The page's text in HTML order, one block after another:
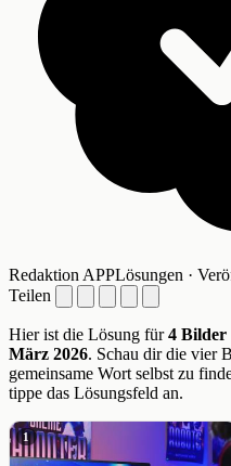
Redaktion APPLösungen ·
Teilen
Hier ist die Lösung für4 Bilder
März 2026. Schau dir die vier
gemeinsame Wort selbst zu
tippe das Lösungsfeld an.
1